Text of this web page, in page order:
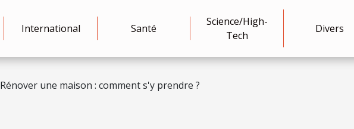
International Santé
Science/High-
Tech
Divers
Rénover une maison : comment s'y prendre ?